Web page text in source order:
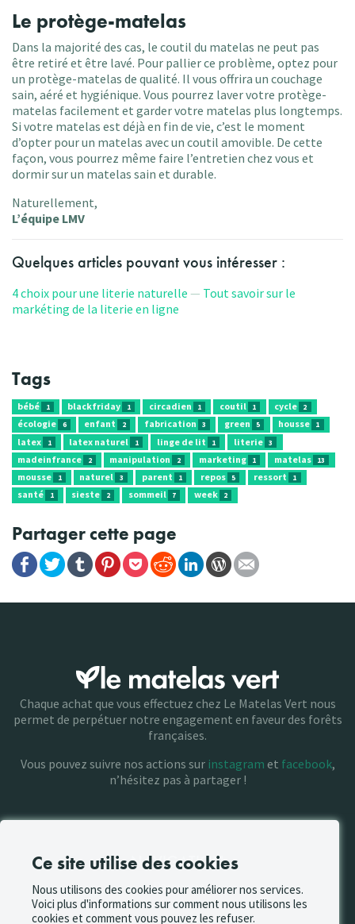
Ce site utilise des cookies
Nous utilisons des cookies pour améliorer nos services.
Voici plus d'informations sur comment nous utilisons les
cookies et comment vous pouvez les refuser.
Le protège-matelas
Dans la majorité des cas, le coutil du matelas ne peut pas
être retiré et être lavé. Pour pallier ce problème, optez pour
un protège-matelas de qualité. Il vous offrira un couchage
sain, aéré et hygiénique. Vous pourrez laver votre protège-
matelas facilement et garder votre matelas plus longtemps.
Si votre matelas est déjà en fin de vie, c’est le moment
d’opter pour un matelas avec un coutil amovible. De cette
façon, vous pourrez même faire l’entretien chez vous et
dormir sur un matelas sain et durable.
Naturellement,
L’équipe LMV
Quelques articles pouvant vous intéresser :
4 choix pour une literie naturelle
Tout savoir sur le
markéting de la literie en ligne
Tags
bébé 1 blackfriday 1 circadien 1 coutil 1 cycle 2
écologie 6 enfant 2 fabrication 3 green 5 housse 1
latex 1 latex naturel 1 linge de lit 1 literie 3
madeinfrance 2 manipulation 2 marketing 1 matelas 13
mousse 1 naturel 3 parent 1 repos 5 ressort 1
santé 1 sieste 2 sommeil 7 week 2
Partager cette page
Chaque achat que vous effectuez chez Le Matelas Vert nous
permet de perpétuer notre engagement en faveur des forêts
françaises.
Vous pouvez suivre nos actions sur instagram et facebook,
n’hésitez pas à partager !
NAVIGATION
Parcourir
Guides
Santé